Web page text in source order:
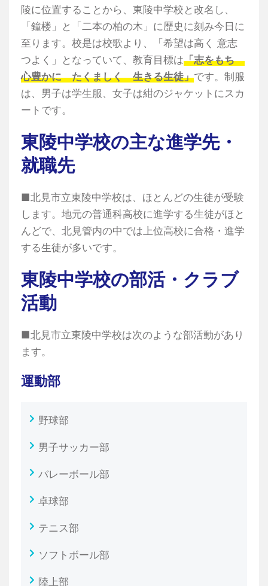
陵に位置することから、東陵中学校と改名し、
「鐘楼」と「二本の柏の木」に歴史に刻み今日に
至ります。校是は校歌より、「希望は高く 意志
つよく」となっていて、教育目標は「志をもち
心豊かに たくましく 生きる生徒」です。制服
は、男子は学生服、女子は紺のジャケットにスカ
ートです。
東陵中学校の主な進学先・
就職先
■北見市立東陵中学校は、ほとんどの生徒が受験
します。地元の普通科高校に進学する生徒がほと
んどで、北見管内の中では上位高校に合格・進学
する生徒が多いです。
東陵中学校の部活・クラブ
活動
■北見市立東陵中学校は次のような部活動があり
ます。
運動部
野球部
男子サッカー部
バレーボール部
卓球部
テニス部
ソフトボール部
陸上部